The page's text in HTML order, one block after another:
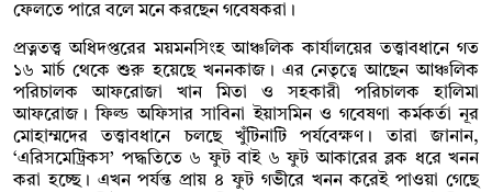
ফেলতে পারে বলে মনে করছেন গবেষকরা।
প্রত্নতত্ত্ব অধিদপ্তরের ময়মনসিংহ আঞ্চলিক কার্যালয়ের তত্ত্বাবধানে গত
১৬ মার্চ থেকে শুরু হয়েছে খননকাজ। এর নেতৃত্বে আছেন আঞ্চলিক
পরিচালক আফরোজা খান মিতা ও সহকারী পরিচালক হালিমা
আফরোজ। ফিল্ড অফিসার সাবিনা ইয়াসমিন ও গবেষণা কর্মকর্তা নূর
মোহাম্মদের তত্ত্বাবধানে চলছে খুঁটিনাটি পর্যবেক্ষণ। তারা জানান,
‘এরিসমেট্রিকস’ পদ্ধতিতে ৬ ফুট বাই ৬ ফুট আকারের ব্লক ধরে খনন
করা হচ্ছে। এখন পর্যন্ত প্রায় ৪ ফুট গভীরে খনন করেই পাওয়া গেছে